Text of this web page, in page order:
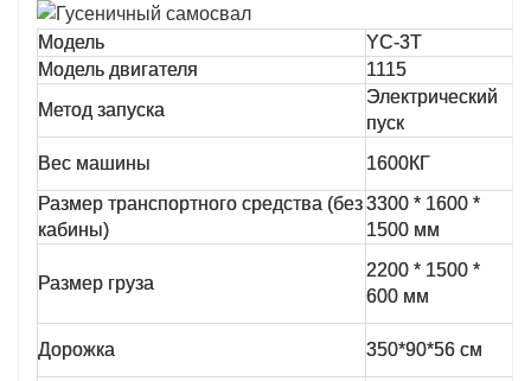
Модель YC-3T
Модель двигателя
1115
Метод запуска
Электрический
пуск
Вес машины 1600КГ
Размер транспортного средства (без
кабины)
3300 * 1600 *
1500 мм
Размер груза
2200 * 1500 *
600 мм
Дорожка
350*90*56 см